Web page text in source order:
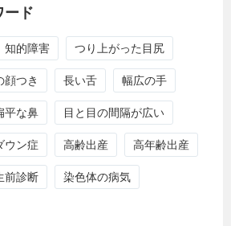
ード
知的障害 つり上がった目尻
顔つき 長い舌 幅広の手
平な鼻 目と目の間隔が広い
ウン症 高齢出産 高年齢出産
前診断 染色体の病気